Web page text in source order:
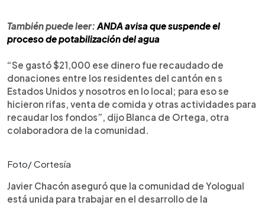
También puede leer: ANDA avisa que suspende el
proceso de potabilización del agua
“Se gastó $21,000 ese dinero fue recaudado de
donaciones entre los residentes del cantón en s
Estados Unidos y nosotros en lo local; para eso se
hicieron rifas, venta de comida y otras actividades para
recaudar los fondos”, dijo Blanca de Ortega, otra
colaboradora de la comunidad.
Foto/ Cortesía
Javier Chacón aseguró que la comunidad de Yologual
está unida para trabajar en el desarrollo de la